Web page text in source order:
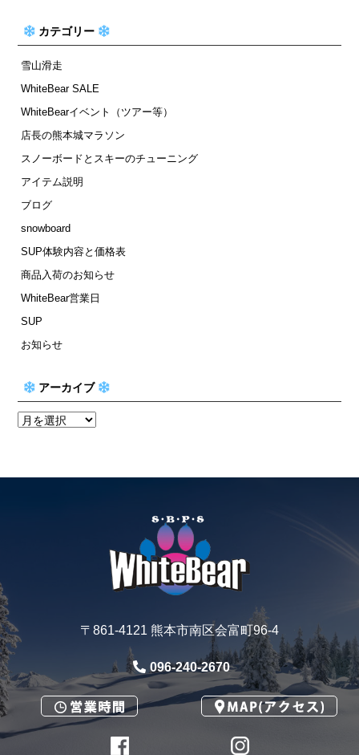
カテゴリー
雪山滑走
WhiteBear SALE
WhiteBearイベント（ツアー等）
店長の熊本城マラソン
スノーボードとスキーのチューニング
アイテム説明
ブログ
snowboard
SUP体験内容と価格表
商品入荷のお知らせ
WhiteBear営業日
SUP
お知らせ
アーカイブ
〒861-4121 熊本市南区会富町96-4
096-240-2670